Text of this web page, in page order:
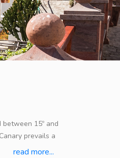
15º and
prevails a
read more...